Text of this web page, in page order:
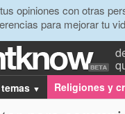
opiniones con otras
para mejorar tu
▼ Religiones y